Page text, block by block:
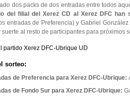
dos packs de dos entradas entre todos
del filial del Xerez CD al Xerez DFC han
entradas de Preferencia) y Gabriel
suerte al resto de participantes para próximos
partido Xerez DFC-Ubrique UD
sorteo:
de Preferencia para Xerez DFC-Ubrique:
de Fondo Sur para Xerez DFC-Ubrique: